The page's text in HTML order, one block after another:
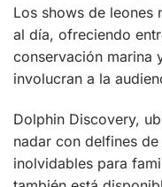
Los shows de leones
al día, ofreciendo
conservación marina
involucran a la
Dolphin Discovery,
nadar con delfines
inolvidables para